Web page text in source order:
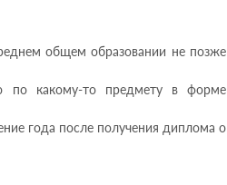
общем образовании не позже
по какому-то предмету в форме
года после получения диплома о